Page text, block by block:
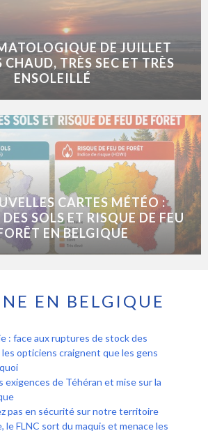
DE JUILLET
CHAUD, TRÈS SEC ET TRÈS
ENSOLEILLÉ
CARTES MÉTÉO :
DES SOLS ET RISQUE DE FEU
EN BELGIQUE
EN BELGIQUE
: face aux ruptures de stock des
opticiens craignent que les gens
exigences de Téhéran et mise sur la
pas en sécurité sur notre territoire
le FLNC sort du maquis et menace les